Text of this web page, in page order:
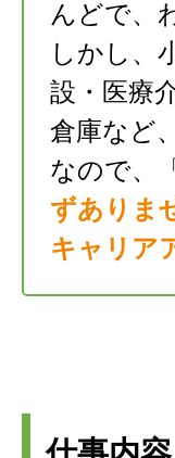
んどで、
しかし、
設・医療
倉庫など
なので、
ずありま
キャリア